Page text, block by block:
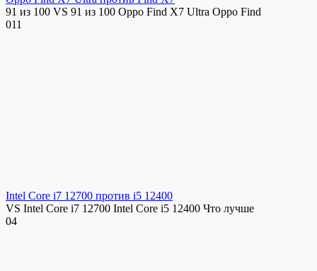
91 из 100 VS 91 из 100 Oppo Find X7 Ultra Oppo Find
011
Intel Core i7 12700 против i5 12400
VS Intel Core i7 12700 Intel Core i5 12400 Что лучше
04